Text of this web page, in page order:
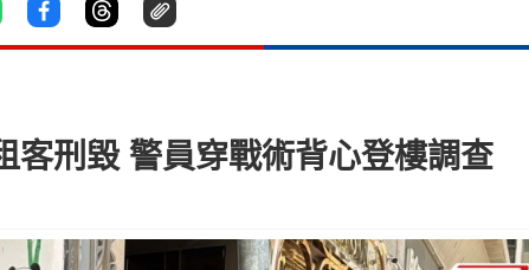
客刑毀 警員穿戰術背心登樓調查